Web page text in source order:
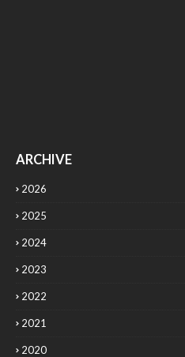
ARCHIVE
2026
2025
2024
2023
2022
2021
2020